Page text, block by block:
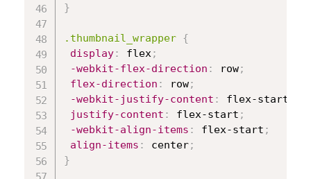
}
.thumbnail_wrapper {
display: flex;
-webkit-flex-direction : row;
flex-direction : row;
-webkit-justify-content : flex-start
justify-content : flex-start ;
-webkit-align-items : flex-start ;
align-items : center;
}